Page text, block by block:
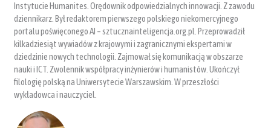
Instytucie Humanites. Orędownik odpowiedzialnych innowacji. Z zawodu
dziennikarz. Był redaktorem pierwszego polskiego niekomercyjnego
portalu poświęconego AI – sztucznainteligencja.org.pl. Przeprowadził
kilkadziesiąt wywiadów z krajowymi i zagranicznymi ekspertami w
dziedzinie nowych technologii. Zajmował się komunikacją w obszarze
nauki i ICT. Zwolennik współpracy inżynierów i humanistów. Ukończył
filologię polską na Uniwersytecie Warszawskim. W przeszłości
wykładowca i nauczyciel.